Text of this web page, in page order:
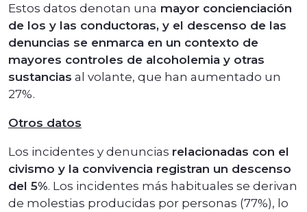
Estos datos denotan una mayor concienciación
de los y las conductoras, y el descenso de las
denuncias se enmarca en un contexto de
mayores controles de alcoholemia y otras
sustancias al volante, que han aumentado un
27%.
Otros datos
Los incidentes y denuncias relacionadas con el
civismo y la convivencia registran un descenso
del 5%. Los incidentes más habituales se derivan
de molestias producidas por personas (77%), lo